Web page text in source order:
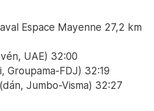
Espace Mayenne 27,2 km
UAE) 32:00
Groupama-FDJ) 32:19
Jumbo-Visma) 32:27